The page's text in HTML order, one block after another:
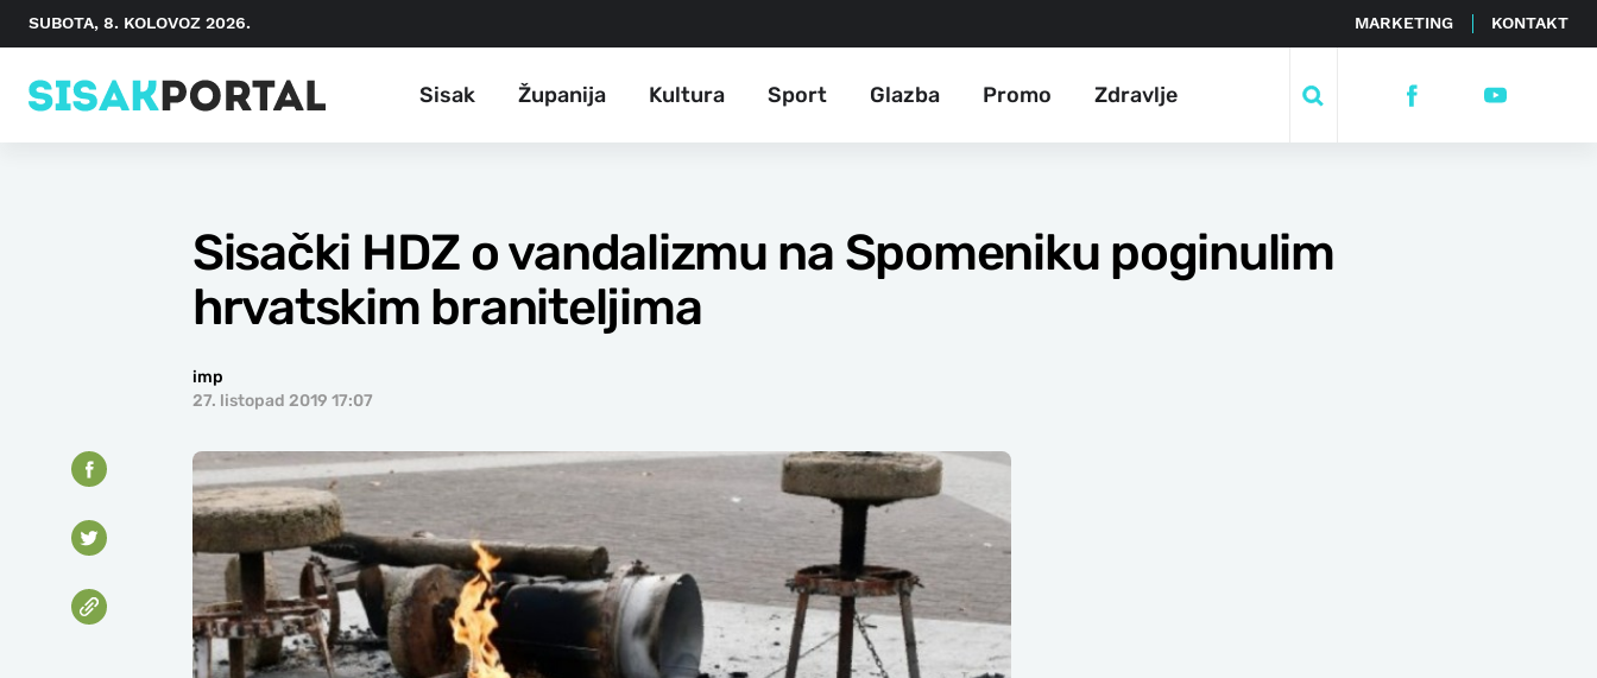
SUBOTA, 8. KOLOVOZ 2026. MARKETING KONTAKT
Sisak Županija Kultura Sport Glazba Promo Zdravlje
Sisački HDZ o vandalizmu na Spomeniku poginulim
hrvatskim braniteljima
imp
27. listopad 2019 17:07